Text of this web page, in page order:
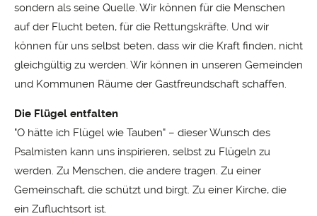
sondern als seine Quelle. Wir können für die Menschen
auf der Flucht beten, für die Rettungskräfte. Und wir
können für uns selbst beten, dass wir die Kraft finden, nicht
gleichgültig zu werden. Wir können in unseren Gemeinden
und Kommunen Räume der Gastfreundschaft schaffen.
Die Flügel entfalten
"O hätte ich Flügel wie Tauben" – dieser Wunsch des
Psalmisten kann uns inspirieren, selbst zu Flügeln zu
werden. Zu Menschen, die andere tragen. Zu einer
Gemeinschaft, die schützt und birgt. Zu einer Kirche, die
ein Zufluchtsort ist.